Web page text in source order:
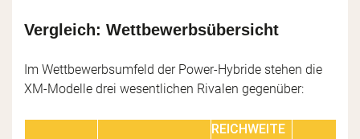
Vergleich: Wettbewerbsübersicht
Im Wettbewerbsumfeld der Power-Hybride stehen die
XM-Modelle drei wesentlichen Rivalen gegenüber:
REICHWEITE